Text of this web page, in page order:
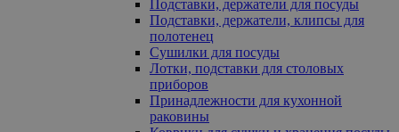
Подставки, держатели для посуды
Подставки, держатели, клипсы для
полотенец
Сушилки для посуды
Лотки, подставки для столовых
приборов
Принадлежности для кухонной
раковины